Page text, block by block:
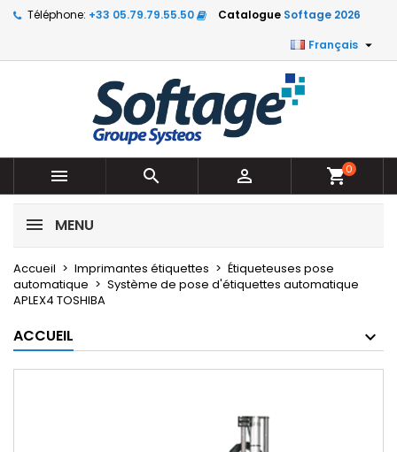
Téléphone: +33 05.79.79.55.50 Catalogue Softage 2026
Français 
   shopping_cart0
MENU
Accueil Imprimantes étiquettes
Étiqueteuses pose
automatique
Système de pose d'étiquettes automatique
APLEX4 TOSHIBA
ACCUEIL